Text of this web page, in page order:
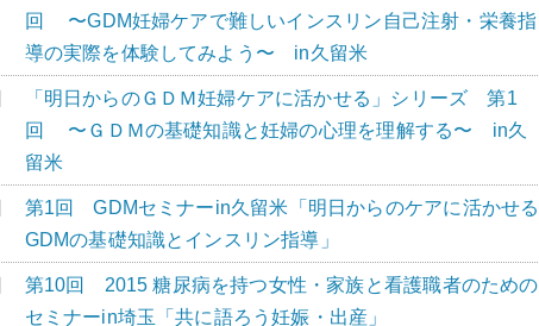
回 〜GDM妊婦ケアで難しいインスリン自己注射・栄養指
導の実際を体験してみよう〜 in久留米
「明日からのＧＤＭ妊婦ケアに活かせる」シリーズ 第1
回 〜ＧＤＭの基礎知識と妊婦の心理を理解する〜 in久
留米
第1回 GDMセミナーin久留米「明日からのケアに活かせる
GDMの基礎知識とインスリン指導」
第10回 2015 糖尿病を持つ女性・家族と看護職者のための
セミナーin埼玉「共に語ろう妊娠・出産」